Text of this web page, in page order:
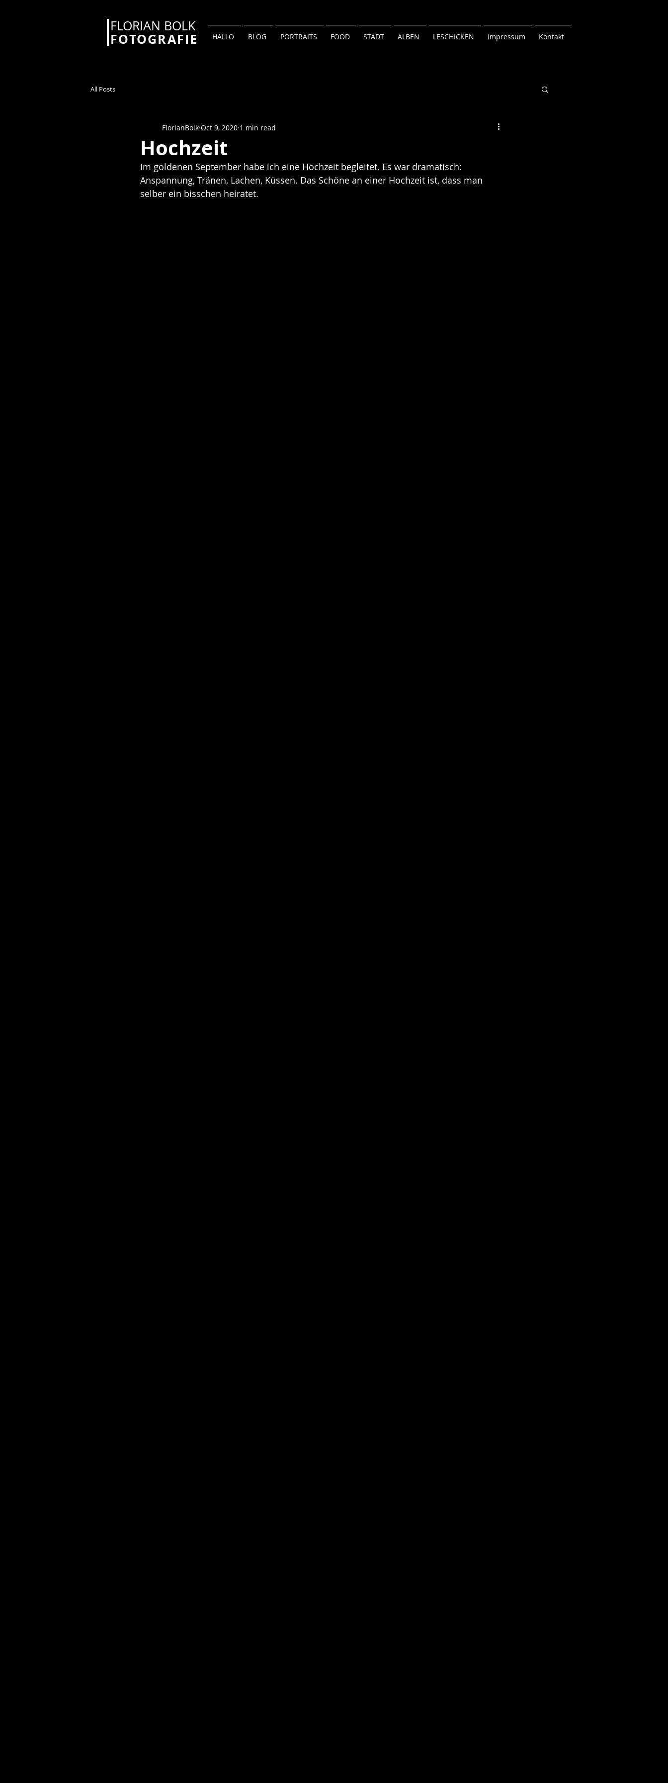
FLORIAN BOLK
FOTOGRAFIE HALLO BLOG PORTRAITS FOOD STADT ALBEN LESCHICKEN Impressum Kontakt
All Posts
Hochzeit
FlorianBolk Oct 9, 2020 1 min read
Im goldenen September habe ich eine Hochzeit begleitet. Es war dramatisch:
Anspannung, Tränen, Lachen, Küssen. Das Schöne an einer Hochzeit ist, dass man
selber ein bisschen heiratet.